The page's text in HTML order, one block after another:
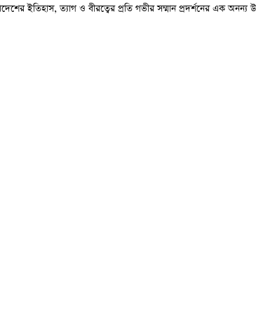
ইতিহাস, ত্যাগ ও বীরত্বের প্রতি গভীর সম্মান প্রদর্শনের এক অনন্য